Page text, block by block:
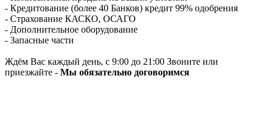
- Кредитование (более 40 Банков) кредит 99% одобрения
- Страхование КАСКО, ОСАГО
- Дополнительное оборудование
- Запасные части
Ждём Вас каждый день, с 9:00 до 21:00 Звоните или
приезжайте - Мы обязательно договоримся